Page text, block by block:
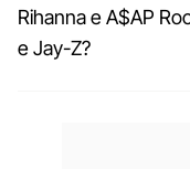
Rihanna e A$AP
e Jay-Z?